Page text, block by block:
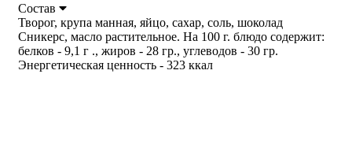
Состав
Творог, крупа манная, яйцо, сахар, соль, шоколад
Сникерс, масло растительное. На 100 г. блюдо содержит:
белков - 9,1 г ., жиров - 28 гр., углеводов - 30 гр.
Энергетическая ценность - 323 ккал